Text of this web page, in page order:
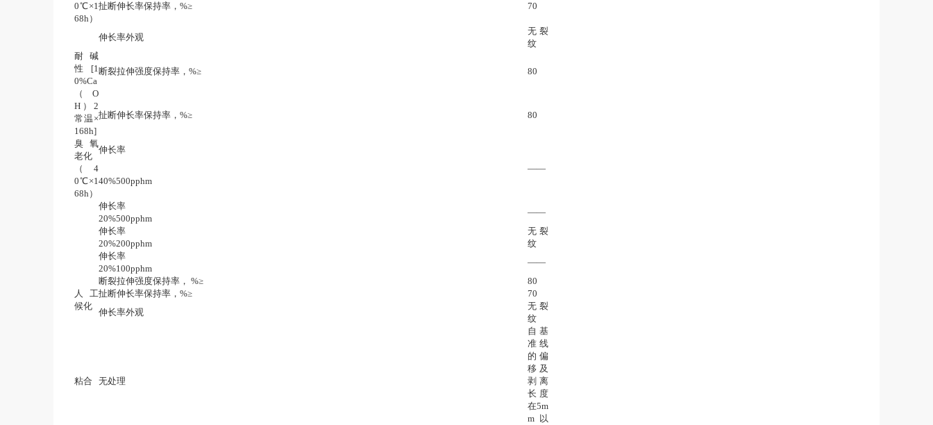
0℃×1
68h）
扯断伸长率保持率，%≥ 70
伸长率外观
无裂
纹
耐碱
性[1
0%Ca
（O
H）2
常温×
168h]
断裂拉伸强度保持率，%≥ 80
扯断伸长率保持率，%≥ 80
臭氧
老化
伸长率
——
（4
0℃×1
68h）
40%500pphm
伸长率
——
20%500pphm
伸长率
无裂
纹
20%200pphm
伸长率
——
20%100pphm
人工
候化
断裂拉伸强度保持率， %≥
80
扯断伸长率保持率，%≥
70
伸长率外观
无裂
纹
粘合 无处理
自基
准线
的偏
移及
剥离
长度
在5m
m以